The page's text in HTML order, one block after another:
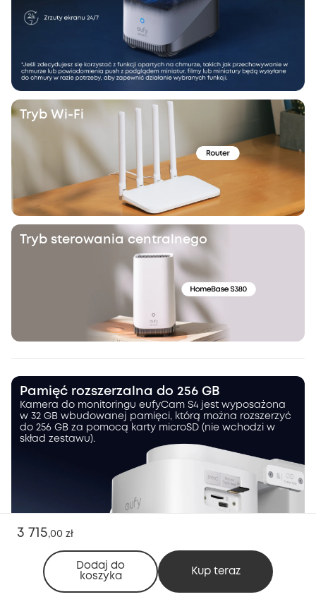
3 715,00 zł
Dodaj do
koszyka
Kup teraz
Tryb Wi-Fi
Tryb sterowania centralnego
Pamięć rozszerzalna do 256 GB
Kamera do monitoringu eufyCam S4 jest wyposażona
w 32 GB wbudowanej pamięci, którą można rozszerzyć
do 256 GB za pomocą karty microSD (nie wchodzi w
skład zestawu).